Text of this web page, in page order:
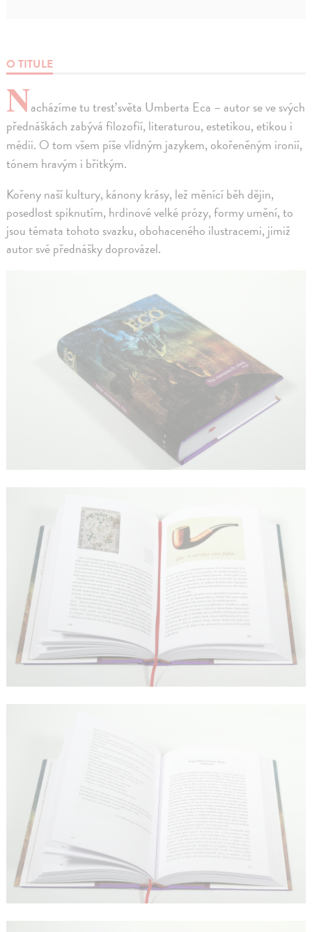
O TITULE
Nacházíme tu tresť světa Umberta Eca – autor se ve svých
přednáškách zabývá filozofií, literaturou, estetikou, etikou i
médii. O tom všem píše vlídným jazykem, okořeněným ironií,
tónem hravým i břitkým.
Kořeny naší kultury, kánony krásy, lež měnící běh dějin,
posedlost spiknutím, hrdinové velké prózy, formy umění, to
jsou témata tohoto svazku, obohaceného ilustracemi, jimiž
autor své přednášky doprovázel.